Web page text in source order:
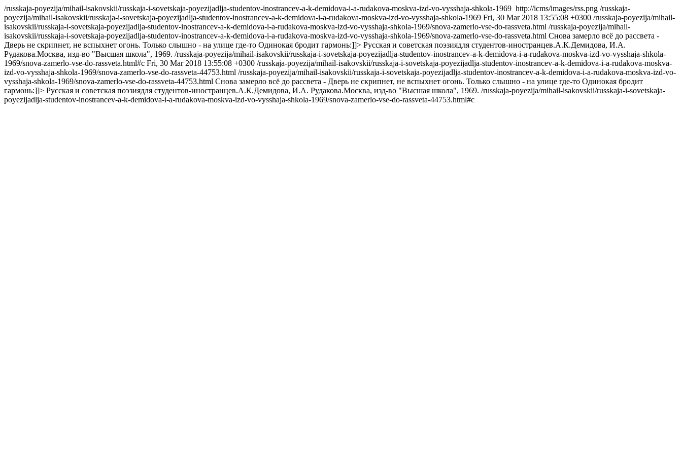
/russkaja-poyezija/mihail-isakovskii/russkaja-i-sovetskaja-poyezijadlja-studentov-inostrancev-a-k-demidova-i-a-rudakova-moskva-izd-vo-vysshaja-shkola-1969 http://icms/images/rss.png /russkaja-
poyezija/mihail-isakovskii/russkaja-i-sovetskaja-poyezijadlja-studentov-inostrancev-a-k-demidova-i-a-rudakova-moskva-izd-vo-vysshaja-shkola-1969 Fri, 30 Mar 2018 13:55:08 +0300 /russkaja-poyezija/mihail-
isakovskii/russkaja-i-sovetskaja-poyezijadlja-studentov-inostrancev-a-k-demidova-i-a-rudakova-moskva-izd-vo-vysshaja-shkola-1969/snova-zamerlo-vse-do-rassveta.html /russkaja-poyezija/mihail-
isakovskii/russkaja-i-sovetskaja-poyezijadlja-studentov-inostrancev-a-k-demidova-i-a-rudakova-moskva-izd-vo-vysshaja-shkola-1969/snova-zamerlo-vse-do-rassveta.html Снова замерло всё до рассвета -
Дверь не скрипнет, не вспыхнет огонь. Только слышно - на улице где-то Одинокая бродит гармонь:]]> Русская и советская поэзиядля студентов-иностранцев.А.К.Демидова, И.А.
Рудакова.Москва, изд-во "Высшая школа", 1969. /russkaja-poyezija/mihail-isakovskii/russkaja-i-sovetskaja-poyezijadlja-studentov-inostrancev-a-k-demidova-i-a-rudakova-moskva-izd-vo-vysshaja-shkola-
1969/snova-zamerlo-vse-do-rassveta.html#c Fri, 30 Mar 2018 13:55:08 +0300 /russkaja-poyezija/mihail-isakovskii/russkaja-i-sovetskaja-poyezijadlja-studentov-inostrancev-a-k-demidova-i-a-rudakova-moskva-
izd-vo-vysshaja-shkola-1969/snova-zamerlo-vse-do-rassveta-44753.html /russkaja-poyezija/mihail-isakovskii/russkaja-i-sovetskaja-poyezijadlja-studentov-inostrancev-a-k-demidova-i-a-rudakova-moskva-izd-vo-
vysshaja-shkola-1969/snova-zamerlo-vse-do-rassveta-44753.html Снова замерло всё до рассвета - Дверь не скрипнет, не вспыхнет огонь. Только слышно - на улице где-то Одинокая бродит
гармонь:]]> Русская и советская поэзиядля студентов-иностранцев.А.К.Демидова, И.А. Рудакова.Москва, изд-во "Высшая школа", 1969. /russkaja-poyezija/mihail-isakovskii/russkaja-i-sovetskaja-
poyezijadlja-studentov-inostrancev-a-k-demidova-i-a-rudakova-moskva-izd-vo-vysshaja-shkola-1969/snova-zamerlo-vse-do-rassveta-44753.html#c